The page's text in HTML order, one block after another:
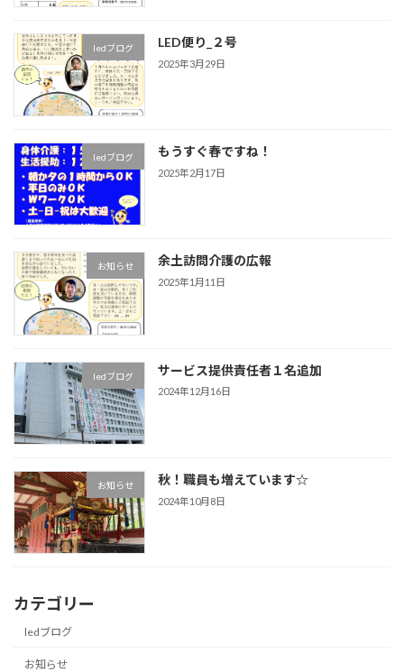
ledブログ LED便り_２号
2025年3月29日
ledブログ もうすぐ春ですね！
2025年2月17日
お知らせ 余土訪問介護の広報
2025年1月11日
ledブログ サービス提供責任者１名追加
2024年12月16日
お知らせ 秋！職員も増えています☆
2024年10月8日
カテゴリー
ledブログ
お知らせ